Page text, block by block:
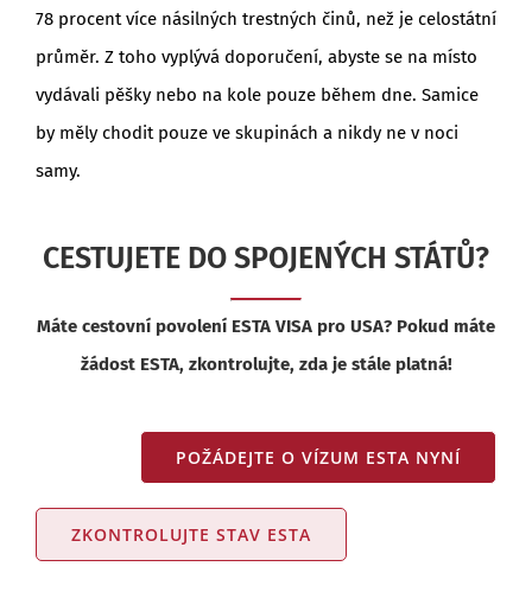
78 procent více násilných trestných činů, než je celostátní
průměr. Z toho vyplývá doporučení, abyste se na místo
vydávali pěšky nebo na kole pouze během dne. Samice
by měly chodit pouze ve skupinách a nikdy ne v noci
samy.
CESTUJETE DO SPOJENÝCH STÁTŮ?
Máte cestovní povolení ESTA VISA pro USA? Pokud máte
žádost ESTA, zkontrolujte, zda je stále platná!
POŽÁDEJTE O VÍZUM ESTA NYNÍ
ZKONTROLUJTE STAV ESTA